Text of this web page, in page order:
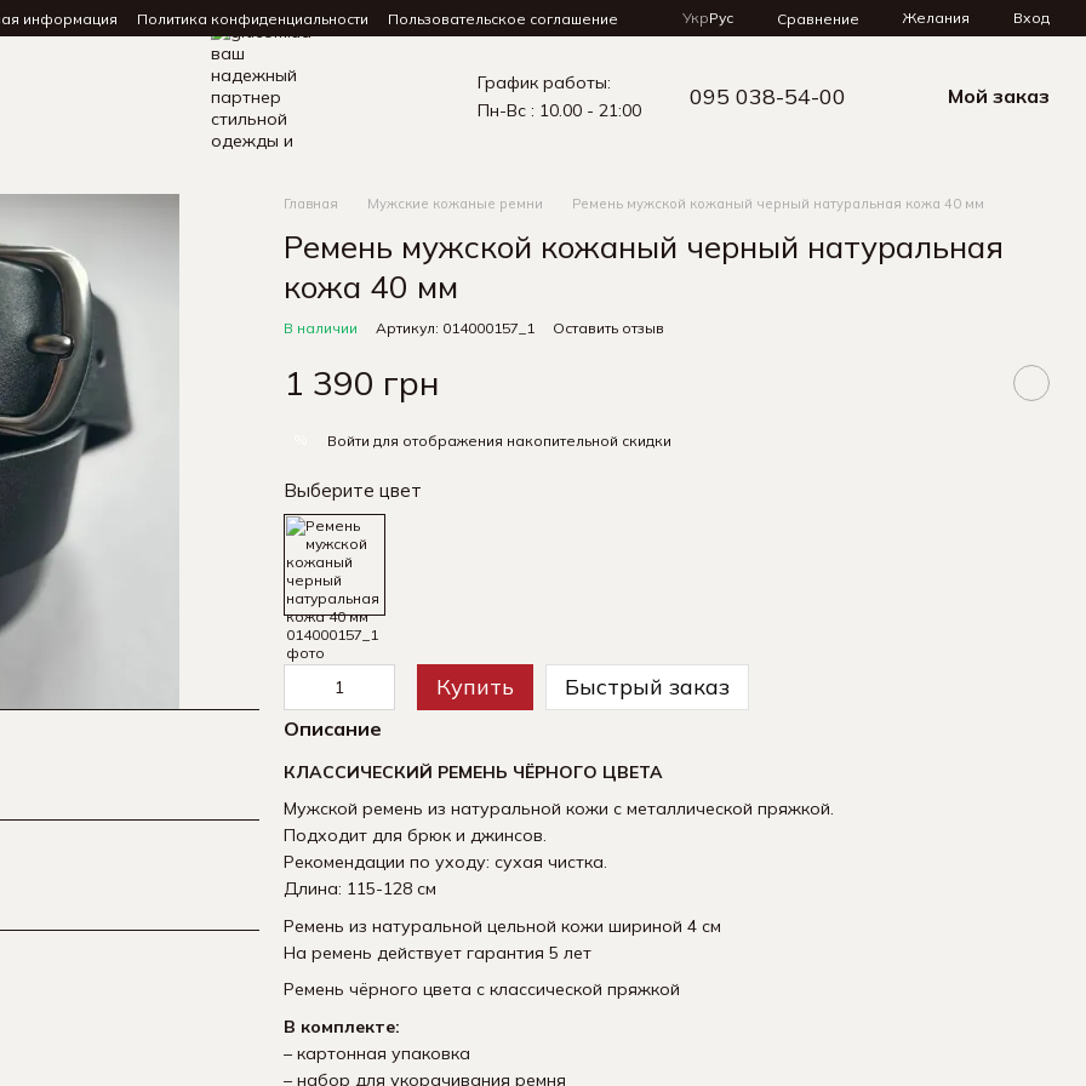
информация Политика конфиденциальности Пользовательское соглашение УкрРус Сравнение Желания Вход
График работы:
Пн-Вс : 10.00 - 21:00
095 038-54-00 Мой заказ
Главная Мужские кожаные ремни Ремень мужской кожаный черный натуральная кожа 40 мм
Ремень мужской кожаный черный натуральная
кожа 40 мм
В наличии Артикул: 014000157_1 Оставить отзыв
1 390 грн
Войти для отображения накопительной скидки
Выберите цвет
Купить Быстрый заказ
Описание
КЛАССИЧЕСКИЙ РЕМЕНЬ ЧЁРНОГО ЦВЕТА
Мужской ремень из натуральной кожи с металлической пряжкой.
Подходит для брюк и джинсов.
Рекомендации по уходу: сухая чистка.
Длина: 115-128 см
Ремень из натуральной цельной кожи шириной 4 см
На ремень действует гарантия 5 лет
Ремень чёрного цвета с классической пряжкой
В комплекте:
– картонная упаковка
– набор для укорачивания ремня